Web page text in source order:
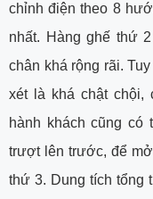
chỉnh điện theo 8
nhất. Hàng ghế thứ
chân khá rộng rãi.
xét là khá chật chội,
hành khách cũng có
trượt lên trước, để
thứ 3. Dung tích tổng